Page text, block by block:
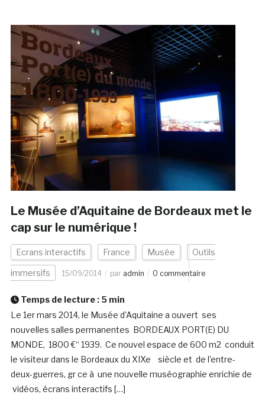
Le Musée d’Aquitaine de Bordeaux met le
cap sur le numérique !
Ecrans interactifs France Musée Outils
immersifs 15/09/2014 par admin 0 commentaire
Temps de lecture : 5 min
Le 1er mars 2014, le Musée d’Aquitaine a ouvert ses
nouvelles salles permanentes BORDEAUX PORT(E) DU
MONDE, 1800 €“ 1939. Ce nouvel espace de 600 m2 conduit
le visiteur dans le Bordeaux du XIXe siècle et de l’entre-
deux-guerres, gr ce à une nouvelle muséographie enrichie de
vidéos, écrans interactifs […]